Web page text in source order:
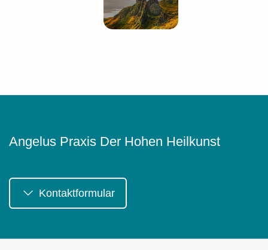
Angelus Praxis Der Hohen Heilkunst
Kontaktformular